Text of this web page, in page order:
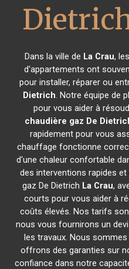
Dans la ville de La Crau,
d'appartements ont
pour installer, réparer ou
Dietrich. Notre équipe de
pour vous aider à
chaudière gaz De
rapidement pour vous
chauffage fonctionne
d'une chaleur confortable
des interventions rapides
gaz De Dietrich La Crau,
courts pour vous aider à
coûts élevés. Nos tarifs
nous vous fournirons un
les travaux. Nous
offrons des garanties sur
confiance dans notre